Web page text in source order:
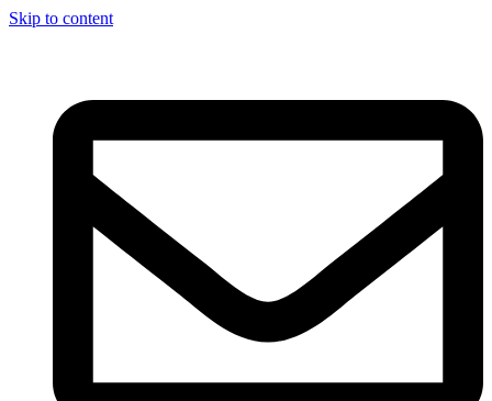
Skip to content